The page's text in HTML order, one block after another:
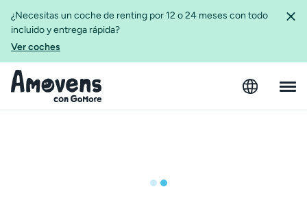
¿Necesitas un coche de renting por 12 o 24 meses con todo
incluido y entrega rápida?
Ver coches